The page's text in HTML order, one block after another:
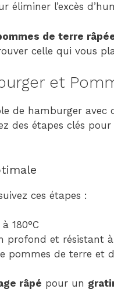
éliminer l’excès
de terre
celle qui vous
et
de hamburger avec
des étapes clés
ces étapes :
180°C
profond et résistant
pommes de terre et
râpé pour un